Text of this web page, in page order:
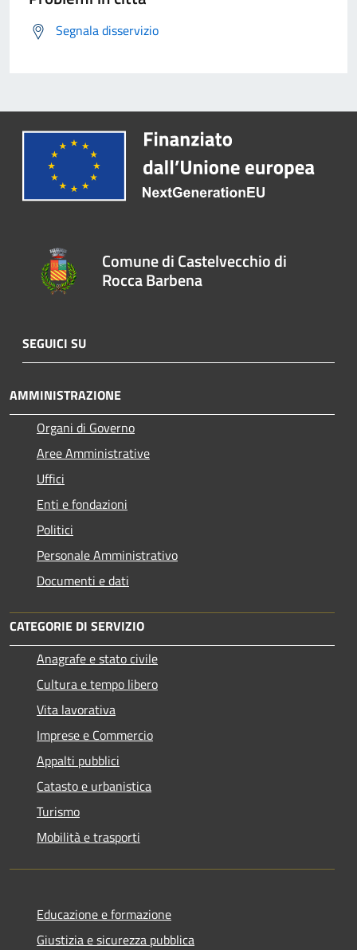
Segnala disservizio
Comune di Castelvecchio di
Rocca Barbena
SEGUICI SU
AMMINISTRAZIONE
Organi di Governo
Aree Amministrative
Uffici
Enti e fondazioni
Politici
Personale Amministrativo
Documenti e dati
CATEGORIE DI SERVIZIO
Anagrafe e stato civile
Cultura e tempo libero
Vita lavorativa
Imprese e Commercio
Appalti pubblici
Catasto e urbanistica
Turismo
Mobilità e trasporti
Educazione e formazione
Giustizia e sicurezza pubblica